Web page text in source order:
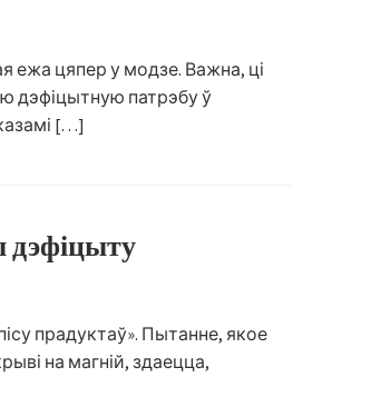
ежа цяпер у модзе. Важна, ці
дэфіцытную патрэбу ў
[…]
прадуктаў». Пытанне, якое
на магній, здаецца,